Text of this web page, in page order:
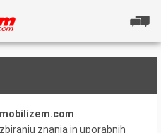
znanja in uporabnih